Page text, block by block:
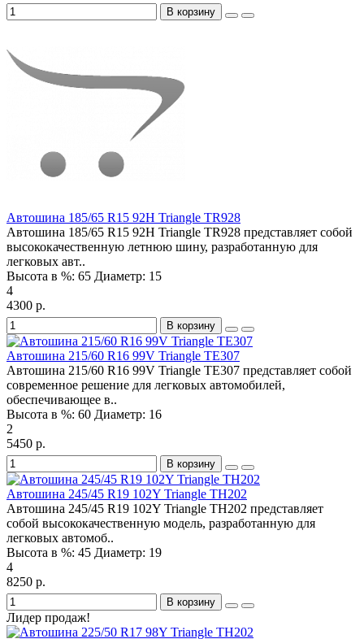
В корзину
Автошина 185/65 R15 92H Triangle TR928
Автошина 185/65 R15 92H Triangle TR928 представляет собой
высококачественную летнюю шину, разработанную для
легковых авт..
Высота в %: 65 Диаметр: 15
4
4300 р.
В корзину
Автошина 215/60 R16 99V Triangle TE307
Автошина 215/60 R16 99V Triangle TE307 представляет собой
современное решение для легковых автомобилей,
обеспечивающее в..
Высота в %: 60 Диаметр: 16
2
5450 р.
В корзину
Автошина 245/45 R19 102Y Triangle TH202
Автошина 245/45 R19 102Y Triangle TH202 представляет
собой высококачественную модель, разработанную для
легковых автомоб..
Высота в %: 45 Диаметр: 19
4
8250 р.
В корзину
Лидер продаж!